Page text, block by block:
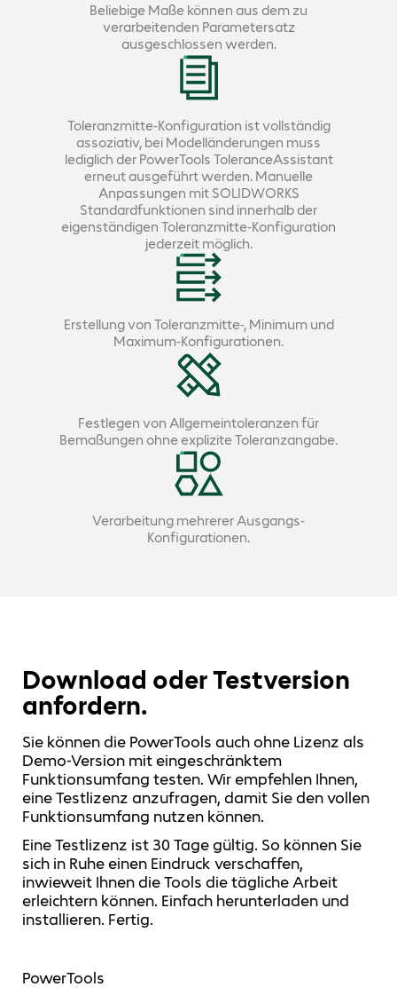
Beliebige Maße können aus dem zu
verarbeitenden Parametersatz
ausgeschlossen werden.
Toleranzmitte-Konfiguration ist vollständig
assoziativ, bei Modelländerungen muss
lediglich der PowerTools ToleranceAssistant
erneut ausgeführt werden. Manuelle
Anpassungen mit SOLIDWORKS
Standardfunktionen sind innerhalb der
eigenständigen Toleranzmitte-Konfiguration
jederzeit möglich.
Erstellung von Toleranzmitte-, Minimum und
Maximum-Konfigurationen.
Festlegen von Allgemeintoleranzen für
Bemaßungen ohne explizite Toleranzangabe.
Verarbeitung mehrerer Ausgangs-
Konfigurationen.
Download oder Testversion
anfordern.
Sie können die PowerTools auch ohne Lizenz als
Demo-Version mit eingeschränktem
Funktionsumfang testen. Wir empfehlen Ihnen,
eine Testlizenz anzufragen, damit Sie den vollen
Funktionsumfang nutzen können.
Eine Testlizenz ist 30 Tage gültig. So können Sie
sich in Ruhe einen Eindruck verschaffen,
inwieweit Ihnen die Tools die tägliche Arbeit
erleichtern können. Einfach herunterladen und
installieren. Fertig.
PowerTools